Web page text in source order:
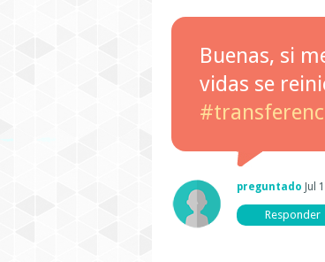
Buenas, si
vidas se
preguntado Jul